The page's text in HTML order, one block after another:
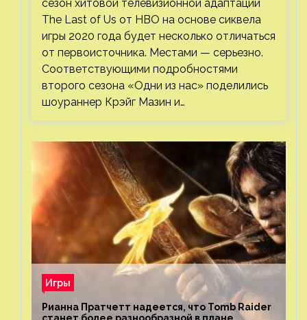
сезон хитовой телевизионной адаптации
The Last of Us от HBO на основе сиквела
игры 2020 года будет несколько отличаться
от первоисточника. Местами — серьезно.
Соответствующими подробностями
второго сезона «Одни из нас» поделились
шоураннер Крэйг Мазин и…
Игры
Рианна Пратчетт надеется, что Tomb Raider